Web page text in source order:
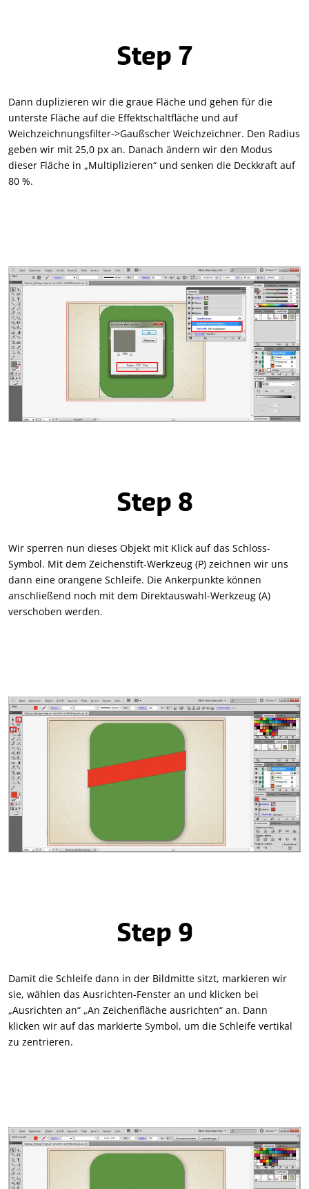
Step 7
Dann duplizieren wir die graue Fläche und gehen für die
unterste Fläche auf die Effektschaltfläche und auf
Weichzeichnungsfilter->Gaußscher Weichzeichner. Den Radius
geben wir mit 25,0 px an. Danach ändern wir den Modus
dieser Fläche in „Multiplizieren“ und senken die Deckkraft auf
80 %.
Step 8
Wir sperren nun dieses Objekt mit Klick auf das Schloss-
Symbol. Mit dem Zeichenstift-Werkzeug (P) zeichnen wir uns
dann eine orangene Schleife. Die Ankerpunkte können
anschließend noch mit dem Direktauswahl-Werkzeug (A)
verschoben werden.
Step 9
Damit die Schleife dann in der Bildmitte sitzt, markieren wir
sie, wählen das Ausrichten-Fenster an und klicken bei
„Ausrichten an“ „An Zeichenfläche ausrichten“ an. Dann
klicken wir auf das markierte Symbol, um die Schleife vertikal
zu zentrieren.